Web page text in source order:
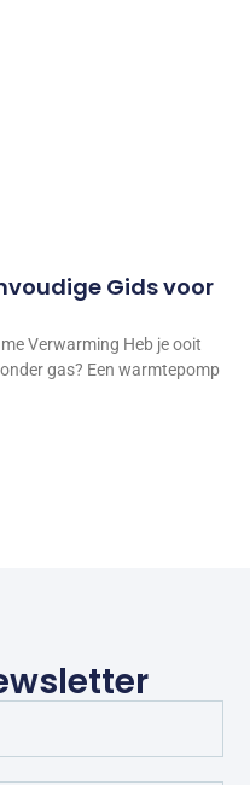
Gids voor
Verwarming Heb je ooit
gas? Een warmtepomp